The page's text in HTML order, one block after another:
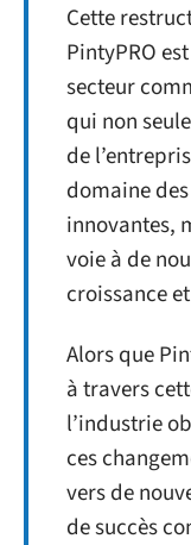
Cette
PintyPRO
secteur
qui non
de
domaine
innovantes,
voie à de
croissance
Alors que
à travers
l’industrie
ces
vers de
de succès